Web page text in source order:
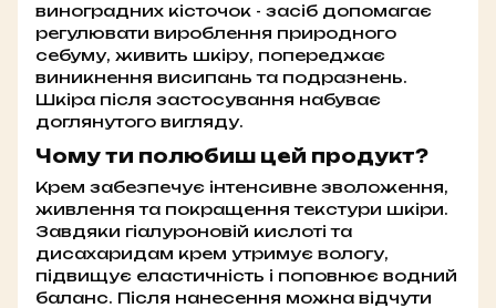
виноградних кісточок - засіб допомагає
регулювати вироблення природного
себуму, живить шкіру, попереджає
виникнення висипань та подразнень.
Шкіра після застосування набуває
доглянутого вигляду.
Чому ти полюбиш цей продукт?
Крем забезпечує інтенсивне зволоження,
живлення та покращення текстури шкіри.
Завдяки гіалуроновій кислоті та
дисахаридам крем утримує вологу,
підвищує еластичність і поповнює водний
баланс. Після нанесення можна відчути